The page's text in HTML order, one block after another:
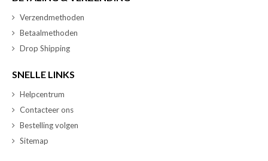
Verzendmethoden
Betaalmethoden
Drop Shipping
SNELLE LINKS
Helpcentrum
Contacteer ons
Bestelling volgen
Sitemap